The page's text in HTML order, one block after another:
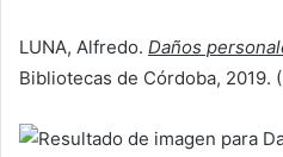
LUNA, Alfredo. Daños
Bibliotecas de Córdoba, 2019.